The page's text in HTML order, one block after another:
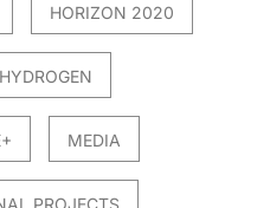
HORIZON 2020
HYDROGEN
MEDIA
PROJECTS